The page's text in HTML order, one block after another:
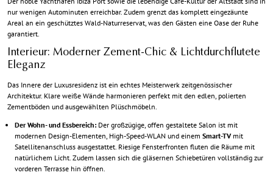
nur wenigen Autominuten erreichbar. Zudem grenzt das komplett eingezäunte
Areal an ein geschütztes Wald-Naturreservat, was den Gästen eine Oase der Ruhe
garantiert.
Interieur: Moderner Zement-Chic & Lichtdurchflutete
Eleganz
Das Innere der Luxusresidenz ist ein echtes Meisterwerk zeitgenössischer
Architektur. Klare weiße Wände harmonieren perfekt mit den edlen, polierten
Zementböden und ausgewählten Plüschmöbeln.
Der Wohn- und Essbereich: Der großzügige, offen gestaltete Salon ist mit
modernen Design-Elementen, High-Speed-WLAN und einem Smart-TVmit
Satellitenanschluss ausgestattet. Riesige Fensterfronten fluten die Räume mit
natürlichem Licht. Zudem lassen sich die gläsernen Schiebetüren vollständig zur
vorderen Terrasse hin öffnen.